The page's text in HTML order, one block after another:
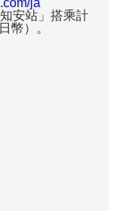
ja
安站」搭乘計
幣）。